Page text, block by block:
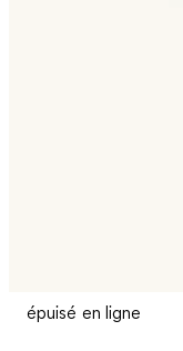
épuisé en ligne